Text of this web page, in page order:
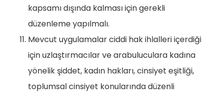
kapsamı dışında kalması için gerekli
düzenleme yapılmalı.
Mevcut uygulamalar ciddi hak ihlalleri içerdiği
için uzlaştırmacılar ve arabuluculara kadına
yönelik şiddet, kadın hakları, cinsiyet eşitliği,
toplumsal cinsiyet konularında düzenli